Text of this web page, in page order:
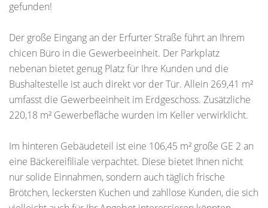
gefunden!
Der große Eingang an der Erfurter Straße führt an Ihrem
chicen Büro in die Gewerbeeinheit. Der Parkplatz
nebenan bietet genug Platz für Ihre Kunden und die
Bushaltestelle ist auch direkt vor der Tür. Allein 269,41 m²
umfasst die Gewerbeeinheit im Erdgeschoss. Zusätzliche
220,18 m² Gewerbefläche wurden im Keller verwirklicht.
Im hinteren Gebäudeteil ist eine 106,45 m² große GE 2 an
eine Bäckereifiliale verpachtet. Diese bietet Ihnen nicht
nur solide Einnahmen, sondern auch täglich frische
Brötchen, leckersten Kuchen und zahllose Kunden, die sich